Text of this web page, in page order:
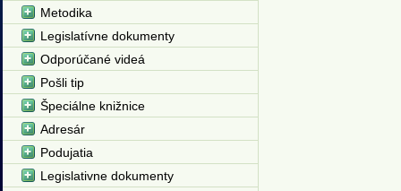
Metodika
Legislatívne dokumenty
Odporúčané videá
Pošli tip
Špeciálne knižnice
Adresár
Podujatia
Legislativne dokumenty